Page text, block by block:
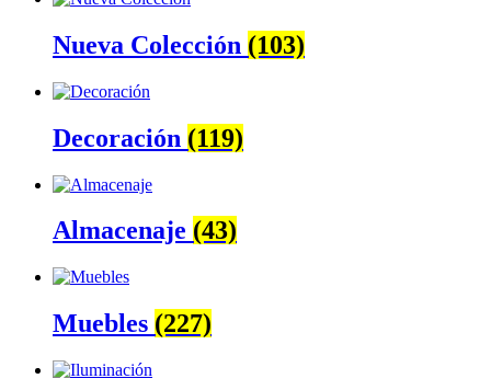
Nueva Colección (103)
Decoración (119)
Almacenaje (43)
Muebles (227)